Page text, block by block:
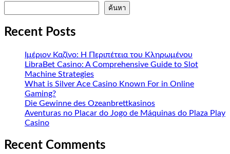
ค้นหา
Recent Posts
Ιμέριον Καζίνο: Η Περιπέτεια του Κληρωμένου
LibraBet Casino: A Comprehensive Guide to Slot
Machine Strategies
What is Silver Ace Casino Known For in Online
Gaming?
Die Gewinne des Ozeanbrettkasinos
Aventuras no Placar do Jogo de Máquinas do Plaza Play
Casino
Recent Comments